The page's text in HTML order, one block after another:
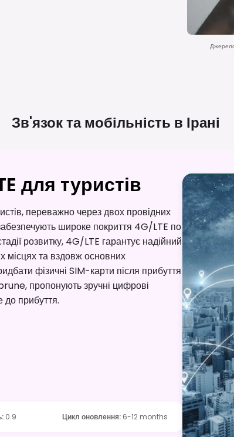
Зв'язок та мобільність в Ірані
для туристів
переважно через двох провідних
широке покриття 4G/LTE по
розвитку, 4G/LTE гарантує надійний
місцях та вздовж основних
фізичні SIM-карти після прибуття
пропонують зручні цифрові
до прибуття.
: 0.9 Цикл оновлення: 6-12 months